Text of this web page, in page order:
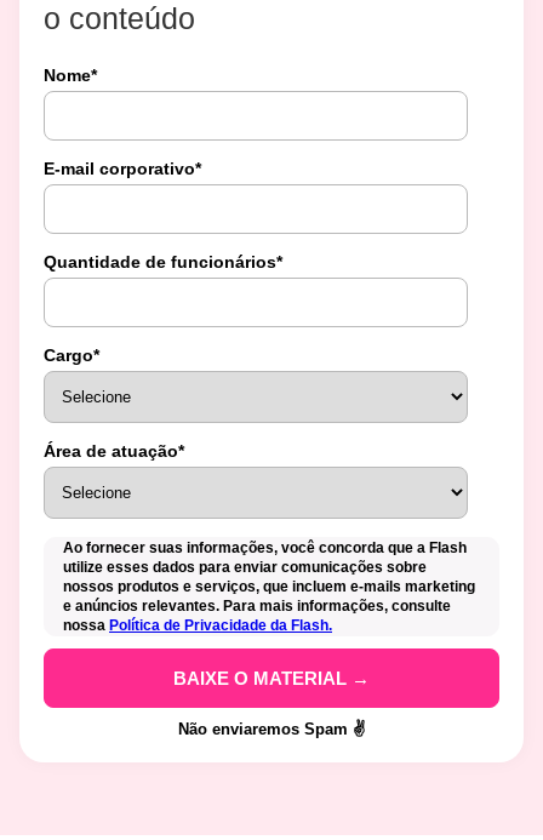
o conteúdo
Nome*
E-mail corporativo*
Quantidade de funcionários*
Cargo*
Área de atuação*
Ao fornecer suas informações, você concorda que a Flash
utilize esses dados para enviar comunicações sobre
nossos produtos e serviços, que incluem e-mails marketing
e anúncios relevantes. Para mais informações, consulte
nossa Política de Privacidade da Flash.
Não enviaremos Spam ✌️